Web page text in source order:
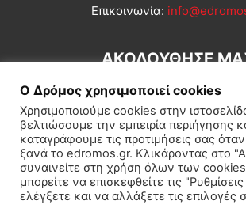
Επικοινωνία:
ΑΚΟΛΟΥΘΗΣΕ
Εγγραφή συνδρομητή Πολιτική
Πολιτισμός
Ο Δρόμος χρησιμοποιεί cookies
Χρησιμοποιούμε cookies στην
βελτιώσουμε την εμπειρία περιήγησης
καταγράφουμε τις προτιμήσεις σας
ξανά το edromos.gr. Κλικάροντας στο
συναινείτε στη χρήση όλων των
μπορείτε να επισκεφθείτε τις
ελέγξετε και να αλλάξετε τις επιλογές